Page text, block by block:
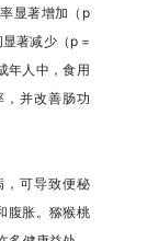
显著增加（p
著减少（p =
年人中，食用
并改善肠功
，可导致便秘
腹胀。猕猴桃